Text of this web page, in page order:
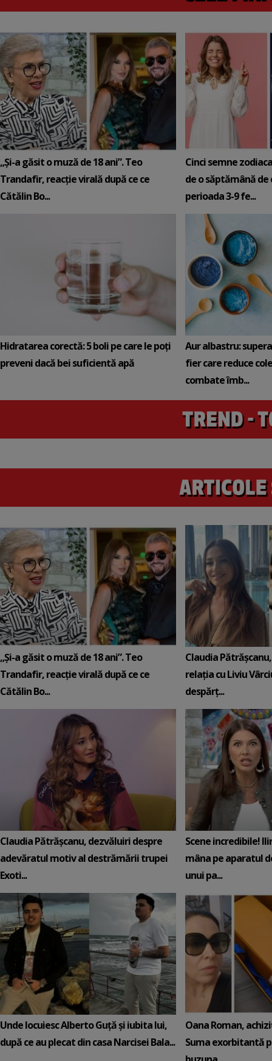
„Și-a găsit o muză de 18 ani”. Teo
Trandafir, reacție virală după ce ce
Cătălin Bo...
Cinci semne
de o săptămână de
perioada 3-9 fe...
Hidratarea corectă: 5 boli pe care le poți
preveni dacă bei suficientă apă
Aur albastru:
fier care reduce
combate îmb...
„Și-a găsit o muză de 18 ani”. Teo
Trandafir, reacție virală după ce ce
Cătălin Bo...
Claudia
relația cu Liviu
despărț...
Claudia Pătrășcanu, dezvăluiri despre
adevăratul motiv al destrămării trupei
Exoti...
Scene incredibile!
mâna pe aparatul
unui pa...
Unde locuiesc Alberto Guță și iubita lui,
după ce au plecat din casa Narcisei Bala...
Oana Roman,
Suma exorbitantă